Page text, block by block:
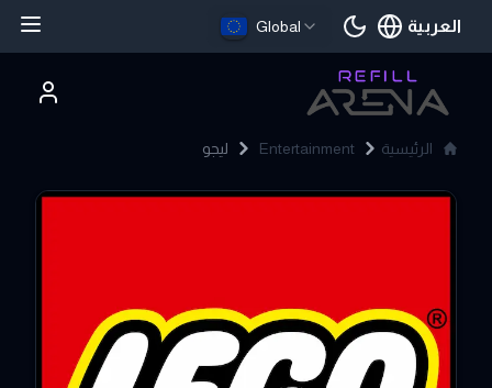
Global العربية
اللغة الحالية
الرئيسية Entertainment ليجو
LEGO